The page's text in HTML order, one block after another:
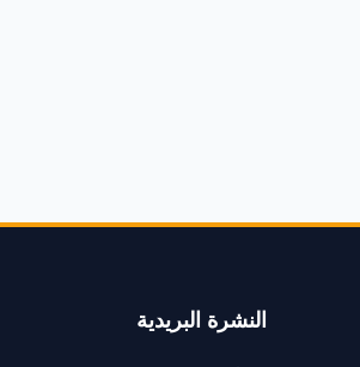
النشرة البريدية